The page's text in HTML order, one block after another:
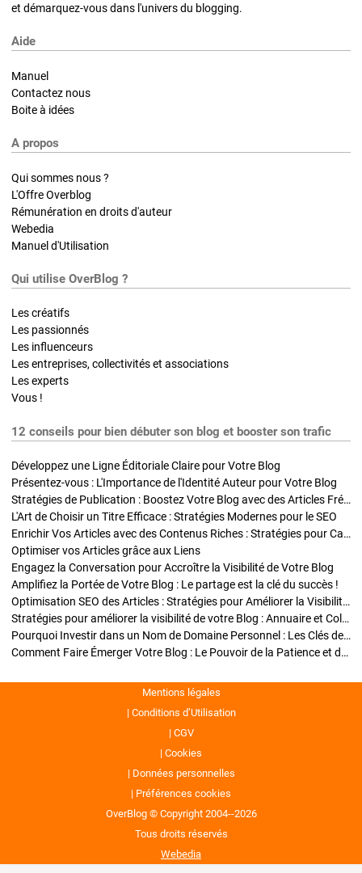
et démarquez-vous dans l'univers du blogging.
Aide
Manuel
Contactez nous
Boite à idées
A propos
Qui sommes nous ?
L'Offre Overblog
Rémunération en droits d'auteur
Webedia
Manuel d'Utilisation
Qui utilise OverBlog ?
Les créatifs
Les passionnés
Les influenceurs
Les entreprises, collectivités et associations
Les experts
Vous !
12 conseils pour bien débuter son blog et booster son trafic
Développez une Ligne Éditoriale Claire pour Votre Blog
Présentez-vous : L'Importance de l'Identité Auteur pour Votre Blog
Stratégies de Publication : Boostez Votre Blog avec des Articles Fréquents et Exclusifs
L'Art de Choisir un Titre Efficace : Stratégies Modernes pour le SEO
Enrichir Vos Articles avec des Contenus Riches : Stratégies pour Captiver et Optimiser
Optimiser vos Articles grâce aux Liens
Engagez la Conversation pour Accroître la Visibilité de Votre Blog
Amplifiez la Portée de Votre Blog : Le partage est la clé du succès !
Optimisation SEO des Articles : Stratégies pour Améliorer la Visibilité de Votre Blog
Stratégies pour améliorer la visibilité de votre Blog : Annuaire et Collaborations
Pourquoi Investir dans un Nom de Domaine Personnel : Les Clés de la Réussite de Votre Blog
Comment Faire Émerger Votre Blog : Le Pouvoir de la Patience et de la Persévérance
Mentions légales
Conditions d’Utilisation
CGV
Cookies
Données personnelles
Préférences cookies
OverBlog © Copyright 2004--2026
Tous droits réservés
Webedia